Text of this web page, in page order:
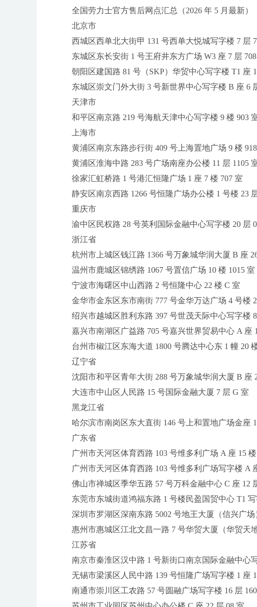
全国劳力士官方售后网点汇总（2026 年 5 月最新）
北京市
西城区西单北大街甲 131 号西单大悦城写字楼 7 层
东城区东长安街 1 号王府井东方广场 W3 座 7 层
朝阳区建国路 81 号（SKP）华贸中心写字楼 T1 座
东城区崇文门外大街 3 号新世界中心写字楼 B 座 6
天津市
和平区南京路 219 号海航天津中心写字楼 9 楼 903
上海市
黄浦区南京东路步行街 409 号上海置地广场 9 楼
黄浦区淮海中路 283 号广场南座办公楼 11 层 1105
徐家汇虹桥路 1 号港汇恒隆广场 1 座 7 楼 707 室
静安区南京西路 1266 号恒隆广场办公楼 1 号楼 23
重庆市
渝中区民权路 28 号英利国际金融中心写字楼 20 层
浙江省
杭州市上城区钱江路 1366 号万象城华润大厦 B 座
温州市鹿城区锦绣路 1067 号置信广场 10 楼 1015 室
宁波市海曙区中山西路 2 号恒隆中心 22 楼 C 室
金华市金东区东市南街 777 号金华万达广场 4 号楼
绍兴市越城区胜利东路 397 号世茂天际中心写字楼
嘉兴市南湖区广益路 705 号嘉兴世界贸易中心 A 座
台州市椒江区东海大道 1800 号腾达中心东 1 幢 20
辽宁省
沈阳市和平区青年大街 288 号万象城华润大厦 B 座
大连市中山区人民路 15 号国际金融大厦 7 层 G 室
黑龙江省
哈尔滨市南岗区东大直街 146 号上和置地广场金座
广东省
广州市天河区体育西路 103 号维多利广场 A 座 15 楼
广州市天河区体育西路 103 号维多利广场写字楼 A
佛山市禅城区季华五路 57 号万科金融中心 C 座 12
东莞市东城街道鸿福东路 1 号楼民盈国贸中心 T1 写
深圳市罗湖区深南东路 5002 号地王大厦（信兴广场
惠州市惠城区江北文昌一路 7 号华贸大厦（华贸天
江苏省
南京市秦淮区汉中路 1 号新街口南京国际金融中心
无锡市梁溪区人民中路 139 号恒隆广场写字楼 1 座
南通市崇川区工农路 57 号圆融广场写字楼 16 层